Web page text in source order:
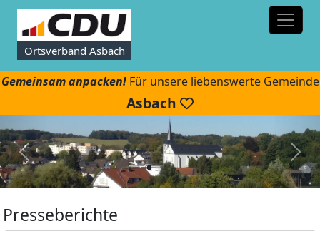
Ortsverband Asbach
Gemeinsam anpacken!Für unsere liebenswerte Gemeinde
Asbach
Presseberichte